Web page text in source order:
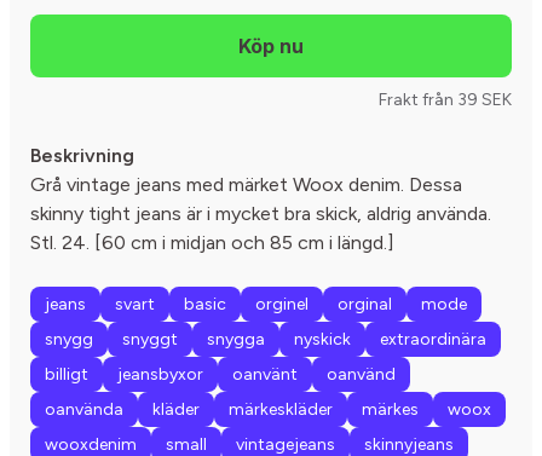
Frakt från 39 SEK
Beskrivning
Grå vintage jeans med märket Woox denim. Dessa
skinny tight jeans är i mycket bra skick, aldrig använda.
Stl. 24. [60 cm i midjan och 85 cm i längd.]
jeans svart basic orginel orginal
mode
snygg
snyggt snygga nyskick
extraordinära
billigt
jeansbyxor oanvänt
oanvänd
oanvända
kläder märkeskläder märkes
woox
wooxdenim
small vintagejeans
skinnyjeans